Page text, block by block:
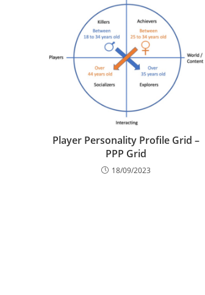
Player Personality Profile Grid –
PPP Grid
18/09/2023